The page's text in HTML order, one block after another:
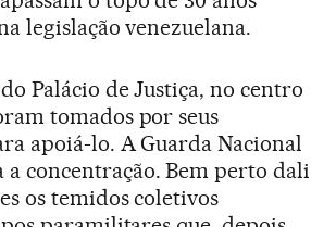
legislação venezuelana.
Palácio de Justiça, no centro
tomados por seus
apoiá-lo. A Guarda Nacional
a concentração. Bem perto dali
os temidos coletivos